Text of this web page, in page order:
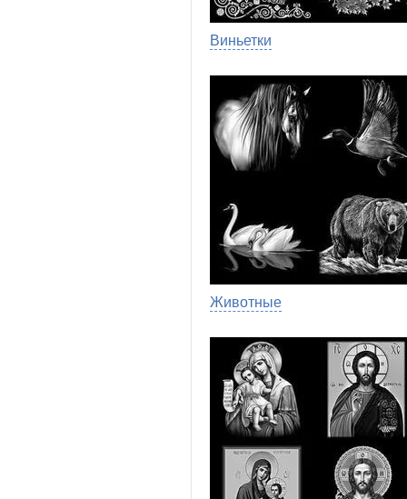
Виньетки
Животные